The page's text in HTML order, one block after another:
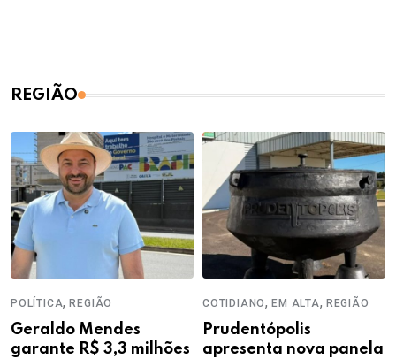
REGIÃO
POLÍTICA,REGIÃO
Geraldo Mendes
garante R$ 3,3 milhões
COTIDIANO,EM ALTA, REGIÃO
Prudentópolis
apresenta nova panela